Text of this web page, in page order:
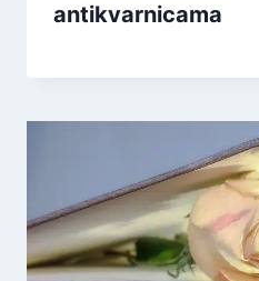
antikvarnicama